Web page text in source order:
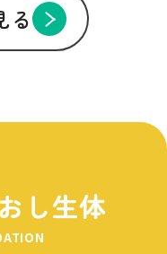
る
し生体